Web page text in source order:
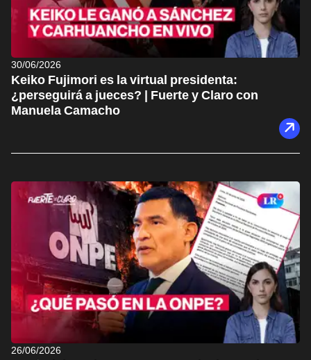
30/06/2026
Keiko Fujimori es la virtual presidenta:
¿perseguirá a jueces? | Fuerte y Claro con
Manuela Camacho
26/06/2026